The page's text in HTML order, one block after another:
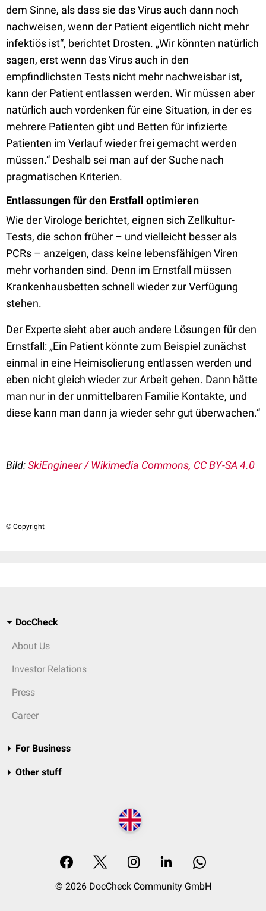
dem Sinne, als dass sie das Virus auch dann noch
nachweisen, wenn der Patient eigentlich nicht mehr
infektiös ist“, berichtet Drosten. „Wir könnten natürlich
sagen, erst wenn das Virus auch in den
empfindlichsten Tests nicht mehr nachweisbar ist,
kann der Patient entlassen werden. Wir müssen aber
natürlich auch vordenken für eine Situation, in der es
mehrere Patienten gibt und Betten für infizierte
Patienten im Verlauf wieder frei gemacht werden
müssen.“ Deshalb sei man auf der Suche nach
pragmatischen Kriterien.
Entlassungen für den Erstfall optimieren
Wie der Virologe berichtet, eignen sich Zellkultur-
Tests, die schon früher – und vielleicht besser als
PCRs – anzeigen, dass keine lebensfähigen Viren
mehr vorhanden sind. Denn im Ernstfall müssen
Krankenhausbetten schnell wieder zur Verfügung
stehen.
Der Experte sieht aber auch andere Lösungen für den
Ernstfall: „Ein Patient könnte zum Beispiel zunächst
einmal in eine Heimisolierung entlassen werden und
eben nicht gleich wieder zur Arbeit gehen. Dann hätte
man nur in der unmittelbaren Familie Kontakte, und
diese kann man dann ja wieder sehr gut überwachen.“
Bild:SkiEngineer / Wikimedia Commons, CC BY-SA 4.0
© Copyright
DocCheck
About Us
Investor Relations
Press
Career
For Business
Other stuff
© 2026 DocCheck Community GmbH